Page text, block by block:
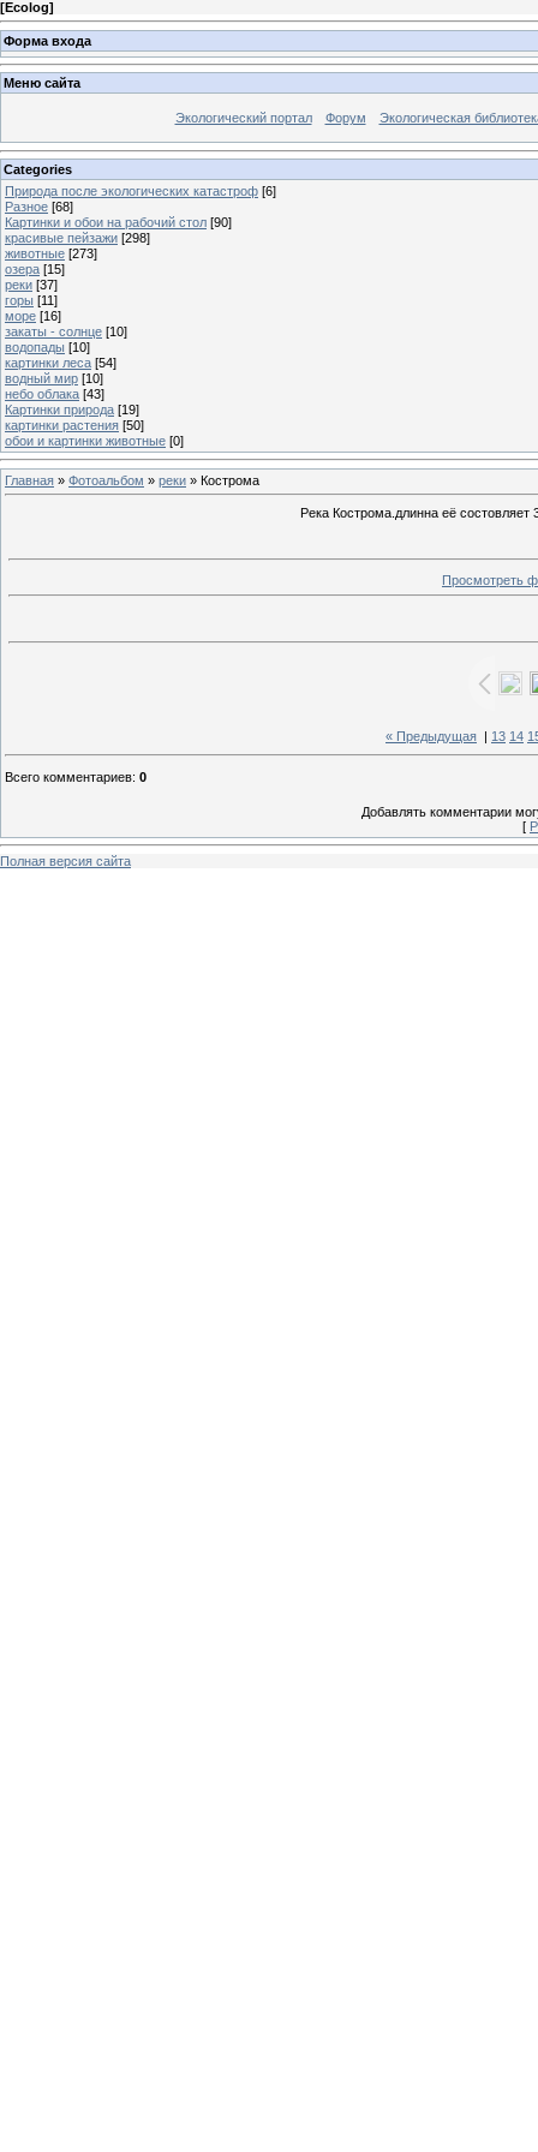
[Ecolog]
Форма входа
Меню сайта
Экологический портал Форум Экологическая
Categories
Природа после экологических катастроф [6]
Разное [68]
Картинки и обои на рабочий стол [90]
красивые пейзажи [298]
животные [273]
озера [15]
реки [37]
горы [11]
море [16]
закаты - солнце [10]
водопады [10]
картинки леса [54]
водный мир [10]
небо облака [43]
Картинки природа [19]
картинки растения [50]
обои и картинки животные [0]
Главная » Фотоальбом » реки » Кострома
Река Кострома.длинна её
Просмотреть
« Предыдущая 13 14
Всего комментариев: 0
Добавлять комментарии
[
Полная версия сайта